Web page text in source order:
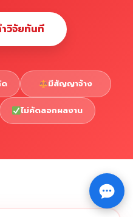
ย รับทำวิทยานิพนธ์ รับทำ⇧
วิจัยทันที
ด มีสัญญาจ้าง
ไม่คัดลอกผลงาน